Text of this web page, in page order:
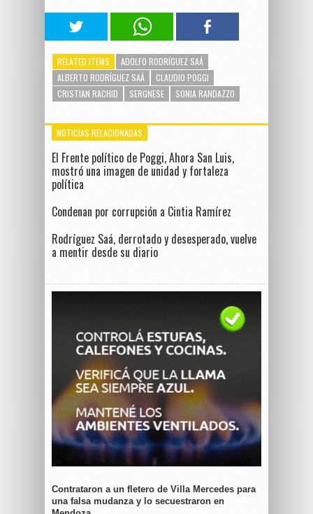
RELATED ITEMS
ADOLFO RODRÍGUEZ SAÁ
ALBERTO RODRÍGUEZ SAÁ
CLAUDIO POGGI
CRISTIAN RACHID
SERGNESE SONIA RANDAZZO
NOTICIAS RELACIONADAS
El Frente político de Poggi, Ahora San Luis,
mostró una imagen de unidad y fortaleza
política
Condenan por corrupción a Cintia Ramírez
Rodríguez Saá, derrotado y desesperado, vuelve
a mentir desde su diario
Contrataron a un fletero de Villa Mercedes para
una falsa mudanza y lo secuestraron en